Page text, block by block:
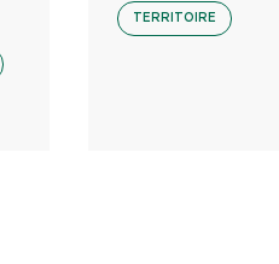
TERRITOIRE